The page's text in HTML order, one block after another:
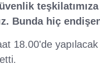
Bunda hiç
18.00'de